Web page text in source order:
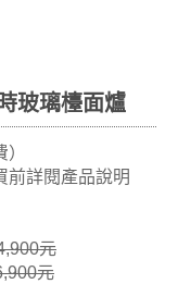
玻璃檯面爐
前詳閱產品說明
元
元